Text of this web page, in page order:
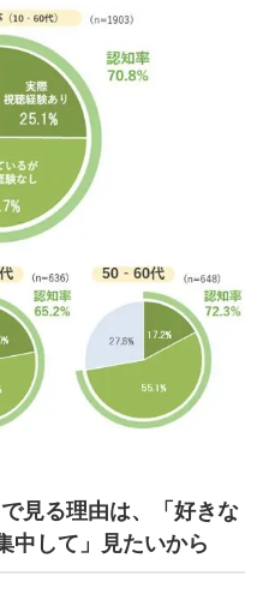
見る理由は、「好きな
中して」見たいから